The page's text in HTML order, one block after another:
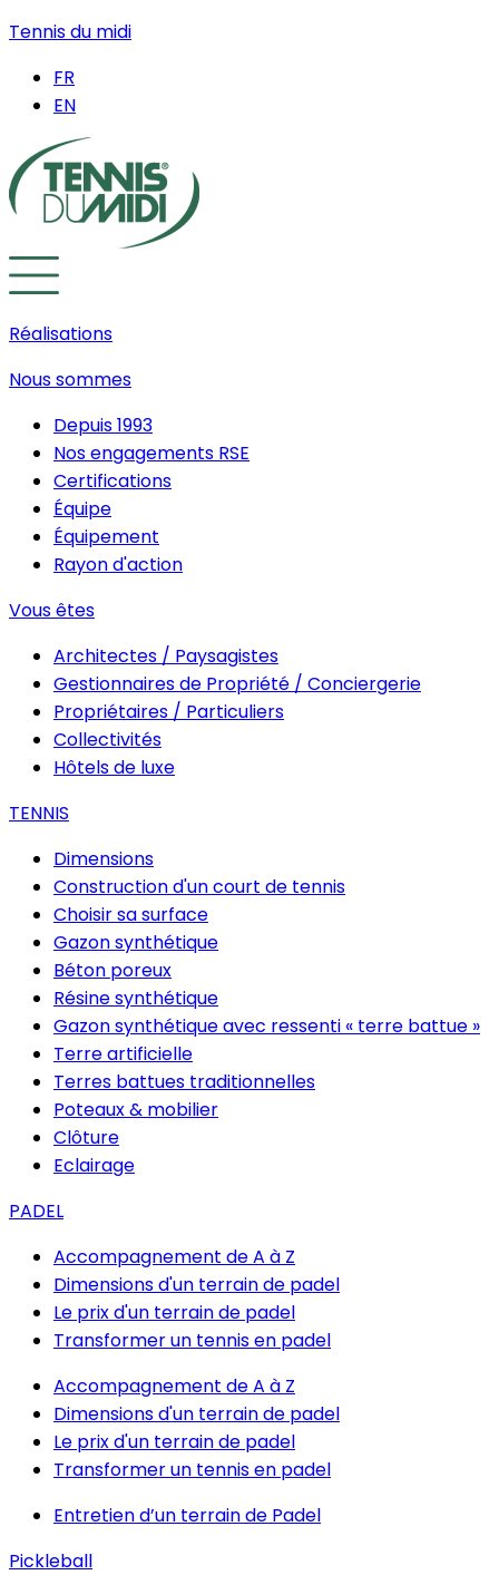
Tennis du midi
FR
EN
Réalisations
Nous sommes
Depuis 1993
Nos engagements RSE
Certifications
Équipe
Équipement
Rayon d'action
Vous êtes
Architectes / Paysagistes
Gestionnaires de Propriété / Conciergerie
Propriétaires / Particuliers
Collectivités
Hôtels de luxe
TENNIS
Dimensions
Construction d'un court de tennis
Choisir sa surface
Gazon synthétique
Béton poreux
Résine synthétique
Gazon synthétique avec ressenti « terre battue »
Terre artificielle
Terres battues traditionnelles
Poteaux & mobilier
Clôture
Eclairage
PADEL
Accompagnement de A à Z
Dimensions d'un terrain de padel
Le prix d'un terrain de padel
Transformer un tennis en padel
Accompagnement de A à Z
Dimensions d'un terrain de padel
Le prix d'un terrain de padel
Transformer un tennis en padel
Entretien d’un terrain de Padel
Pickleball